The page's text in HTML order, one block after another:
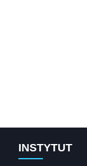
INSTYTUT